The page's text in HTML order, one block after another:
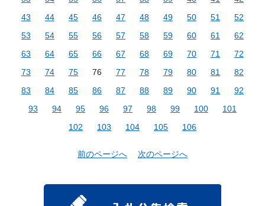
43
44 45 46 47 48 49 50 51
52
53
54 55 56 57 58 59 60 61
62
63
64 65 66 67 68 69 70 71
72
73
74 75 76 77 78 79 80 81
82
83
84 85 86 87 88 89 90 91
92
93
94 95 96 97 98 99 100
101
102
103 104 105 106
前のページへ 次のページへ